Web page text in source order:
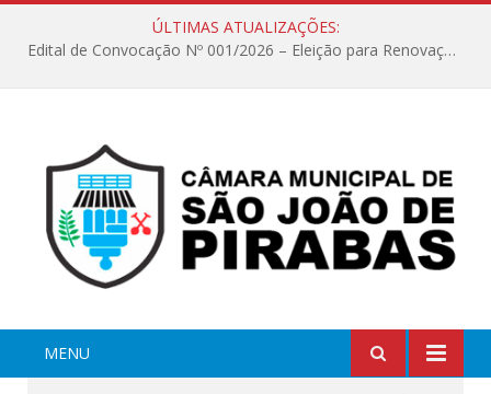
ÚLTIMAS ATUALIZAÇÕES:
Edital de Convocação Nº 001/2026 – Eleição para Renovação da Mesa Diretora – Biênio 2027/2028
MENU